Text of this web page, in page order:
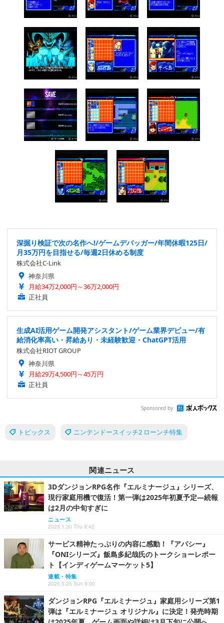
深掘り検証で次の名作へ!/ゲームデバッガー/年間休暇125日/
月35万円を目指せる/毎週2日休める制度
株式会社C-Link
神奈川県
月給34万2,000円～36万2,000円
正社員
生成AI活用ゲーム開発アシスタント/ゲーム業界デビュー/有
給消化率高い・昇給あり・未経験歓迎・ChatGPT活用
株式会社RIOT GROUP
神奈川県
月給29万4,500円～45万円
正社員
Sponsored by
トピックス ニンテンドースイッチ2 ローンチ特集
関連ニュース
3DダンジョンRPG名作『エルミナージュ』シリーズ、
現行家庭用機で復活！第一弾は2025年初夏予定―続報
は2月の中旬すぎに
ニュース
2025.1.30 Thu 9:42
サービス精神たっぷりの内容に感動！『アパシー』
『ONIシリーズ』飯島多紀哉氏のトークショーレポー
ト【インディゲームマーケット5】
連載・特集
2025.5.25 Sun 9:00
ダンジョンRPG『エルミナージュ』家庭用シリーズ第1
弾は『エルミナージュ オリジナル』に決定！発売時期